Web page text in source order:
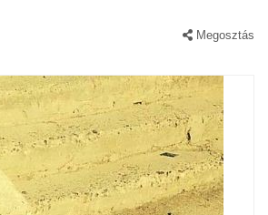
Megosztás